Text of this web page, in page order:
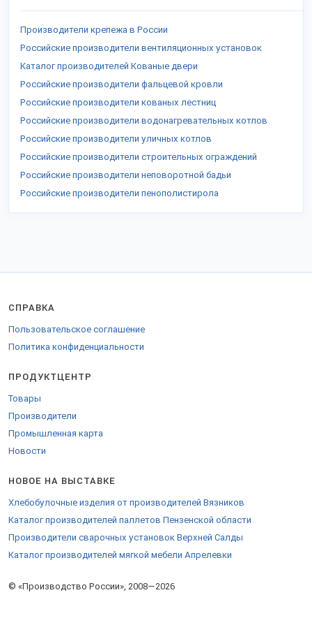
Производители крепежа в России
Российские производители вентиляционных установок
Каталог производителей Кованые двери
Российские производители фальцевой кровли
Российские производители кованых лестниц
Российские производители водонагревательных котлов
Российские производители уличных котлов
Российские производители строительных ограждений
Российские производители неповоротной бадьи
Российские производители пенополистирола
© «Производство России», 2008—2026
СПРАВКА
Пользовательское соглашение
Политика конфиденциальности
ПРОДУКТЦЕНТР
Товары
Производители
Промышленная карта
Новости
НОВОЕ НА ВЫСТАВКЕ
Хлебобулочные изделия от производителей Вязников
Каталог производителей паллетов Пензенской области
Производители сварочных установок Верхней Салды
Каталог производителей мягкой мебели Апрелевки